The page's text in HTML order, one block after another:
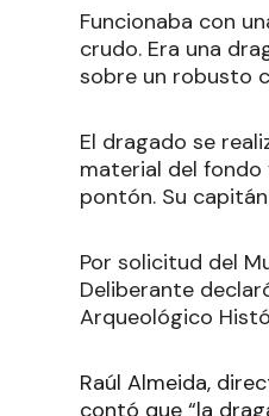
Funcionaba con
crudo. Era una
sobre un robusto
El dragado se
material del fondo
pontón. Su
Por solicitud del
Deliberante
Arqueológico
Raúl Almeida,
contó que “la